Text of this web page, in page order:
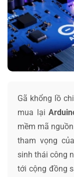
Gã khổng lồ
mua lại
mềm mã
tham vọng
sinh thái công
tới cộng đồng